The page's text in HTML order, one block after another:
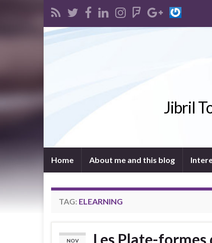
Jibril
Home About me and this blog
TAG: ELEARNING
NOV
Les Plate-formes